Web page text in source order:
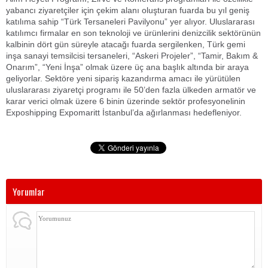
yabancı ziyaretçiler için çekim alanı oluşturan fuarda bu yıl geniş
katılıma sahip “Türk Tersaneleri Pavilyonu” yer alıyor. Uluslararası
katılımcı firmalar en son teknoloji ve ürünlerini denizcilik sektörünün
kalbinin dört gün süreyle atacağı fuarda sergilenken, Türk gemi
inşa sanayi temsilcisi tersaneleri, “Askeri Projeler”, “Tamir, Bakım &
Onarım”, “Yeni İnşa” olmak üzere üç ana başlık altında bir araya
geliyorlar. Sektöre yeni sipariş kazandırma amacı ile yürütülen
uluslararası ziyaretçi programı ile 50’den fazla ülkeden armatör ve
karar verici olmak üzere 6 binin üzerinde sektör profesyonelinin
Exposhipping Expomaritt İstanbul’da ağırlanması hedefleniyor.
Yorumlar